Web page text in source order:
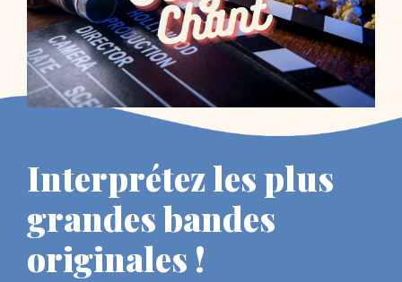
Interprétez les plus
grandes bandes
originales !